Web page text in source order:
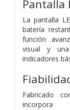
Pantalla
La pantalla
batería
función
visual y
indicadores
Fabricado
incorpora